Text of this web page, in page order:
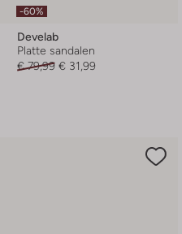
-60%
Develab
Platte sandalen
€ 79,99 € 31,99